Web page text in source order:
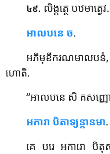
៤៩. លិង្គត្ថេបឋមាត្វេវ.
អាលបនេ ច.
អភិមុខីករណមាលបនំ
ហោតិ.
‘‘អាលបនេ សិ គសញ្ញោ
អការា បិតាទ្យន្តានមា.
គេ បរេ អការោ បិតុស